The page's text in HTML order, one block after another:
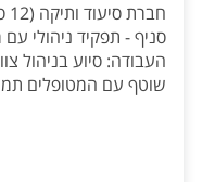
סניף - תפקיד ניהולי
העבודה: סיוע בניהול
שוטף עם המטופלים